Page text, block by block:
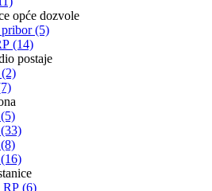
opće dozvole
(5)
(14)
postaje
(6)